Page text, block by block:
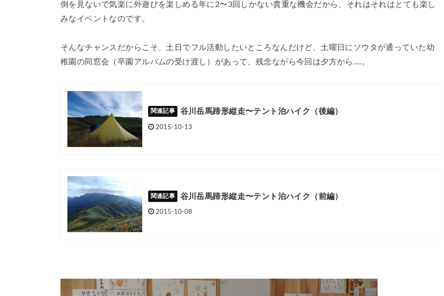
倒を見ないで気楽に外遊びを楽しめる年に2〜3回しかない貴重な機会だから、それはそれはとても楽し
みなイベントなのです。
そんなチャンスだからこそ、土日でフル活動したいところなんだけど、土曜日にソウタが通っていた幼
稚園の同窓会（卒園アルバムの受け渡し）があって、残念ながら今回は夕方から….。
谷川岳馬蹄形縦走〜テント泊ハイク（後編）
2015-10-13
谷川岳馬蹄形縦走〜テント泊ハイク（前編）
2015-10-08